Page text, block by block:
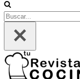
Buscar...